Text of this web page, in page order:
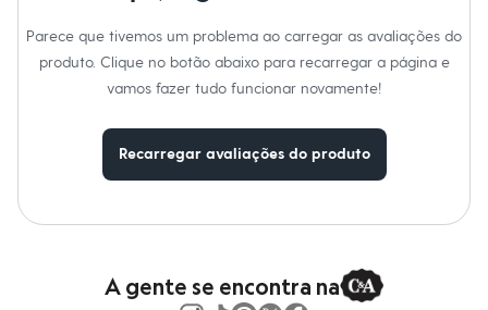
Novidades
Roupas
Bermudas
Camisetas e Regatas
Casacos e Jaquetas
Acessórios
Bolsas e Mochilas
Parece que tivemos um problema ao carregar as avaliações do
produto. Clique no botão abaixo para recarregar a página e
vamos fazer tudo funcionar novamente!
Recarregar avaliações do produto
A gente se encontra na